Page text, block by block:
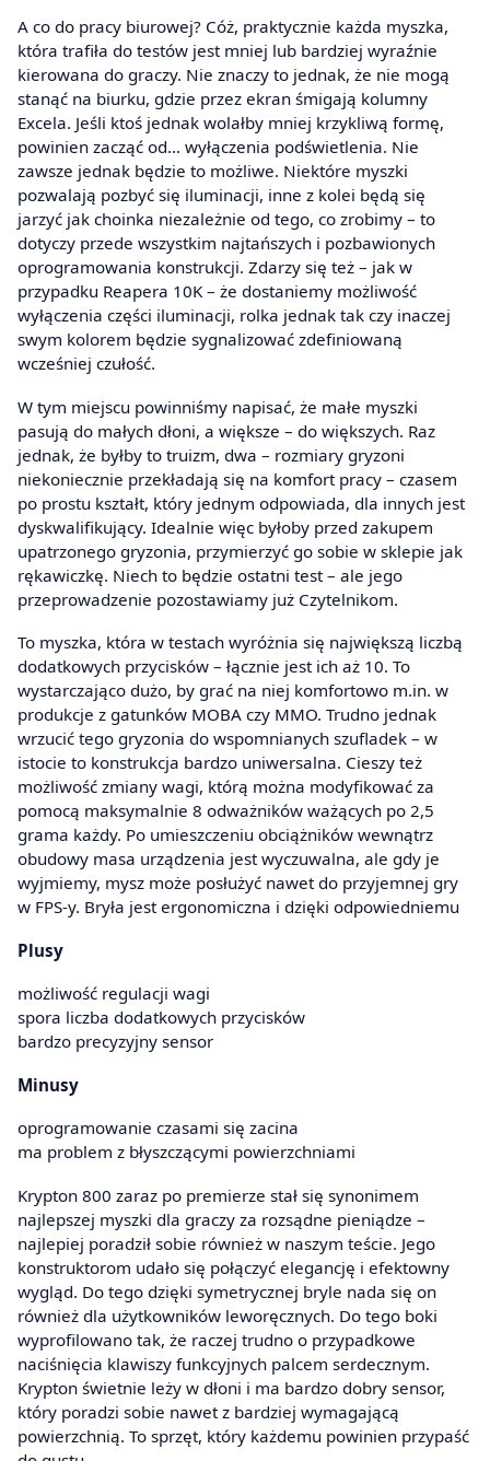
A co do pracy biurowej? Cóż, praktycznie każda myszka,
która trafiła do testów jest mniej lub bardziej wyraźnie
kierowana do graczy. Nie znaczy to jednak, że nie mogą
stanąć na biurku, gdzie przez ekran śmigają kolumny
Excela. Jeśli ktoś jednak wolałby mniej krzykliwą formę,
powinien zacząć od… wyłączenia podświetlenia. Nie
zawsze jednak będzie to możliwe. Niektóre myszki
pozwalają pozbyć się iluminacji, inne z kolei będą się
jarzyć jak choinka niezależnie od tego, co zrobimy – to
dotyczy przede wszystkim najtańszych i pozbawionych
oprogramowania konstrukcji. Zdarzy się też – jak w
przypadku Reapera 10K – że dostaniemy możliwość
wyłączenia części iluminacji, rolka jednak tak czy inaczej
swym kolorem będzie sygnalizować zdefiniowaną
wcześniej czułość.
W tym miejscu powinniśmy napisać, że małe myszki
pasują do małych dłoni, a większe – do większych. Raz
jednak, że byłby to truizm, dwa – rozmiary gryzoni
niekoniecznie przekładają się na komfort pracy – czasem
po prostu kształt, który jednym odpowiada, dla innych jest
dyskwalifikujący. Idealnie więc byłoby przed zakupem
upatrzonego gryzonia, przymierzyć go sobie w sklepie jak
rękawiczkę. Niech to będzie ostatni test – ale jego
przeprowadzenie pozostawiamy już Czytelnikom.
To myszka, która w testach wyróżnia się największą liczbą
dodatkowych przycisków – łącznie jest ich aż 10. To
wystarczająco dużo, by grać na niej komfortowo m.in. w
produkcje z gatunków MOBA czy MMO. Trudno jednak
wrzucić tego gryzonia do wspomnianych szufladek – w
istocie to konstrukcja bardzo uniwersalna. Cieszy też
możliwość zmiany wagi, którą można modyfikować za
pomocą maksymalnie 8 odważników ważących po 2,5
grama każdy. Po umieszczeniu obciążników wewnątrz
obudowy masa urządzenia jest wyczuwalna, ale gdy je
wyjmiemy, mysz może posłużyć nawet do przyjemnej gry
w FPS-y. Bryła jest ergonomiczna i dzięki odpowiedniemu
Plusy
możliwość regulacji wagi
spora liczba dodatkowych przycisków
bardzo precyzyjny sensor
Minusy
oprogramowanie czasami się zacina
ma problem z błyszczącymi powierzchniami
Krypton 800 zaraz po premierze stał się synonimem
najlepszej myszki dla graczy za rozsądne pieniądze –
najlepiej poradził sobie również w naszym teście. Jego
konstruktorom udało się połączyć elegancję i efektowny
wygląd. Do tego dzięki symetrycznej bryle nada się on
również dla użytkowników leworęcznych. Do tego boki
wyprofilowano tak, że raczej trudno o przypadkowe
naciśnięcia klawiszy funkcyjnych palcem serdecznym.
Krypton świetnie leży w dłoni i ma bardzo dobry sensor,
który poradzi sobie nawet z bardziej wymagającą
powierzchnią. To sprzęt, który każdemu powinien przypaść